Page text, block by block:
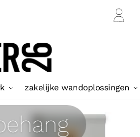
Mijn
zakelijke wandoplossingen